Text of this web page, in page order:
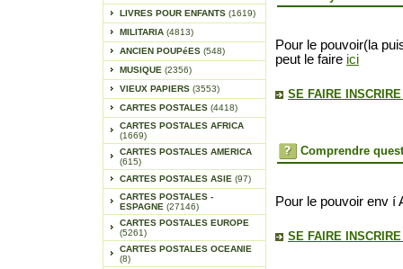
LIVRES POUR ENFANTS (1619)
MILITARIA (4813)
ANCIEN POUPéES (548)
MUSIQUE (2356)
VIEUX PAPIERS (3553)
CARTES POSTALES (4418)
CARTES POSTALES AFRICA
(1669)
CARTES POSTALES AMERICA
(615)
CARTES POSTALES ASIE (97)
CARTES POSTALES -
ESPAGNE (27146)
CARTES POSTALES EUROPE
(5261)
CARTES POSTALES OCEANIE
(8)
Pour le pouvoir(la
peut le faire ici
SE FAIRE
Comprendre
Pour le pouvoir env í
SE FAIRE